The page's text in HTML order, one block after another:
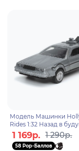
Модель Машинки
Rides 1:32 Назад в
Time Machine (Back To
Future-1) 32185
1 169р. 1 290р.
58 Pop-Баллов